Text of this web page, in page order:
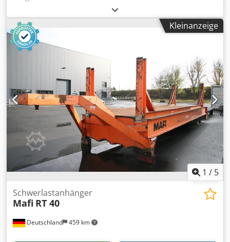
Traglast: 3,0 t Abmessungen L x B x H: 4,1 x 0,8 x 0,41 m
Gewicht: 0,153 t Es stehen mehrere dieser "Langmaterial-
Anhänger" zum Verkauf in Leipzig. Die Anhänger können
miteinander gekoppelt werden. Csdju Nv Syjpfx Acyoha Die
Zugdeichsel/Hebelroller wird seperat, bei Bedarf
berechnet. (im Bild als Beispiel gezeigt) Einachsbetrieb mit
starrer Achse. Vollgummi Bereifung, Spurabstand =
Kleinanzeige
1 / 5
Deutschland 459 km
Schwerlastanhänger
Mafi RT 40